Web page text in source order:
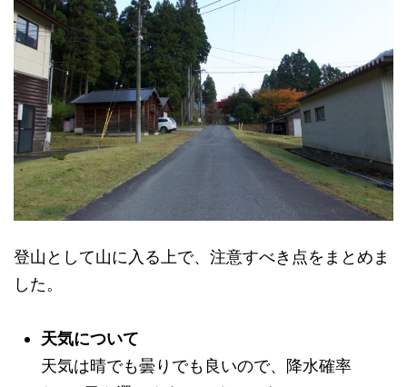
登山として山に入る上で、注意すべき点をまとめま
した。
天気について
天気は晴でも曇りでも良いので、降水確率